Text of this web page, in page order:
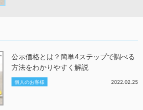
公示価格とは？簡単4ステップで調べる
方法をわかりやすく解説
個人のお客様 2022.02.25